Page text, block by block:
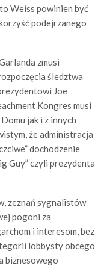
Weiss powinien być
podejrzanego
zmusi
śledztwa
Joe
Kongres musi
jak i z innych
że administracja
dochodzenie
Guy” czyli prezydenta
zeznań sygnalistów
pogoni za
i interesom, bez
lobbysty obcego
biznesowego